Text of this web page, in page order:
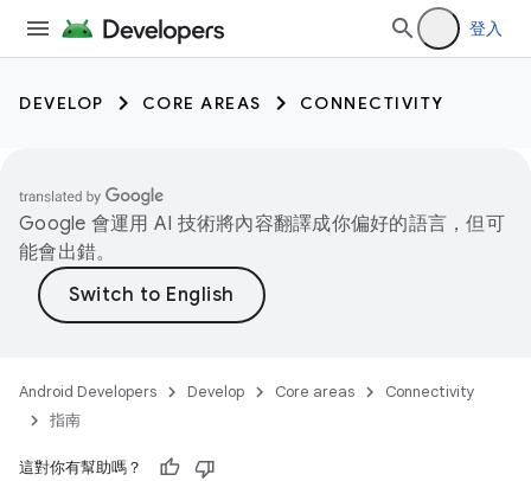
登入
DEVELOP CORE AREAS CONNECTIVITY
Google 會運用 AI 技術將內容翻譯成你偏好的語言，但可
能會出錯。
Android Developers Develop Core areas
Connectivity
指南
這對你有幫助嗎？